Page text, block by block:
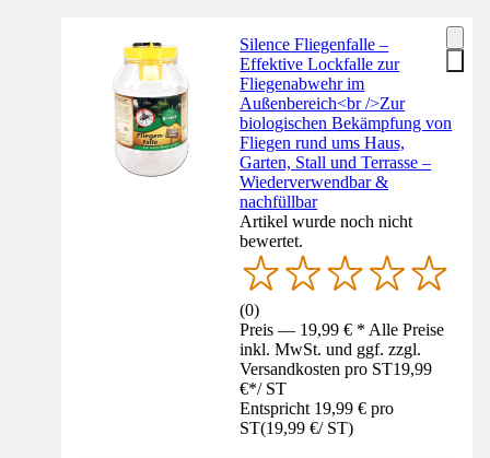
Silence Fliegenfalle –
Effektive Lockfalle zur
Fliegenabwehr im
Außenbereich<br />Zur
biologischen Bekämpfung von
Fliegen rund ums Haus,
Garten, Stall und Terrasse –
Wiederverwendbar &
nachfüllbar
Artikel wurde noch nicht
bewertet.
(0)
Preis — 19,99 € * Alle Preise
inkl. MwSt. und ggf. zzgl.
Versandkosten pro ST19,99
€*/ ST
Entspricht 19,99 € pro
ST(19,99 €/ ST)